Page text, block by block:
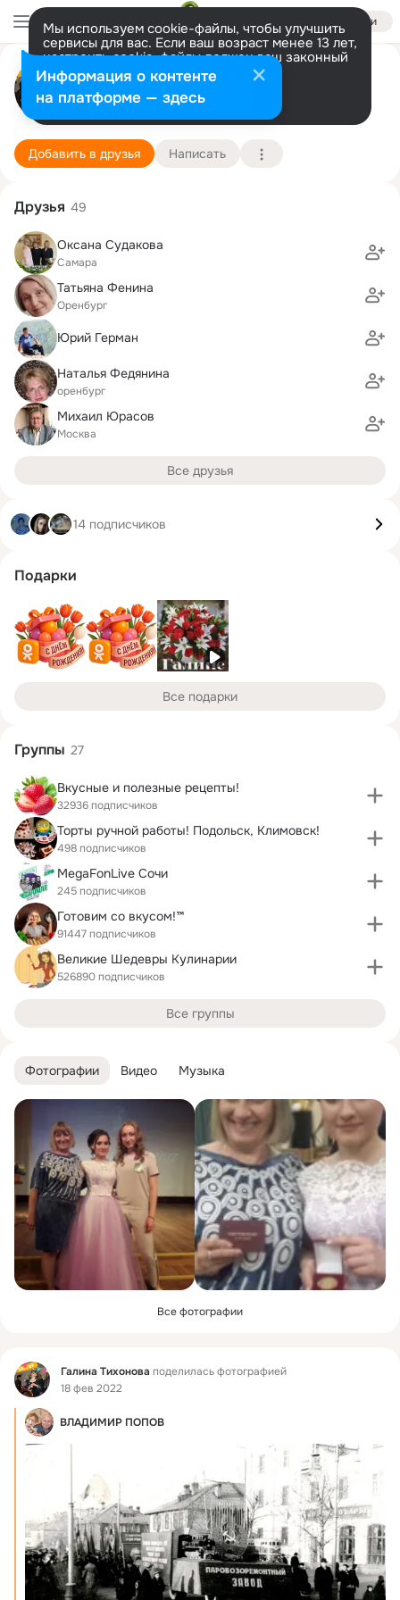
Войти
Мы используем cookie-файлы, чтобы улучшить
сервисы для вас. Если ваш возраст менее 13 лет,
настроить cookie-файлы должен ваш законный
представитель. Больше информации
Разрешить все Настроить
Галина Тихонова
Москва 1 июня (56 лет)
Подробнее
Добавить в друзья Написать
Фотографии Видео Музыка
Все фотографии
Фид Галина Тихонова поделилась фотографией
18 фев 2022
ВЛАДИМИР ПОПОВ
Друзья 49
Оксана Судакова
Самара
Татьяна Фенина
Оренбург
Юрий Герман
Наталья Федянина
оренбург
Михаил Юрасов
Москва
Все друзья
14 подписчиков
Подарки
Все подарки
Группы 27
Вкусные и полезные рецепты!
32936 подписчиков
Торты ручной работы! Подольск, Климовск!
498 подписчиков
МеgaFonLive Сочи
245 подписчиков
Готовим со вкусом!™
91447 подписчиков
Великие Шедевры Кулинарии
526890 подписчиков
Все группы
Информация о контенте
на платформе — здесь